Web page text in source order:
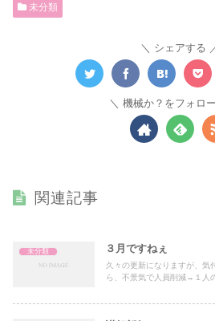
未分類
シェアする
機械か？をフォロ
関連記事
未分類 ３月ですねぇ
久々の更新になりますが、気
ら、不景気で人員削減→１人